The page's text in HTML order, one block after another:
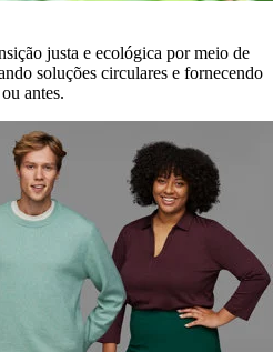
justa e ecológica por meio de
soluções circulares e fornecendo
antes.